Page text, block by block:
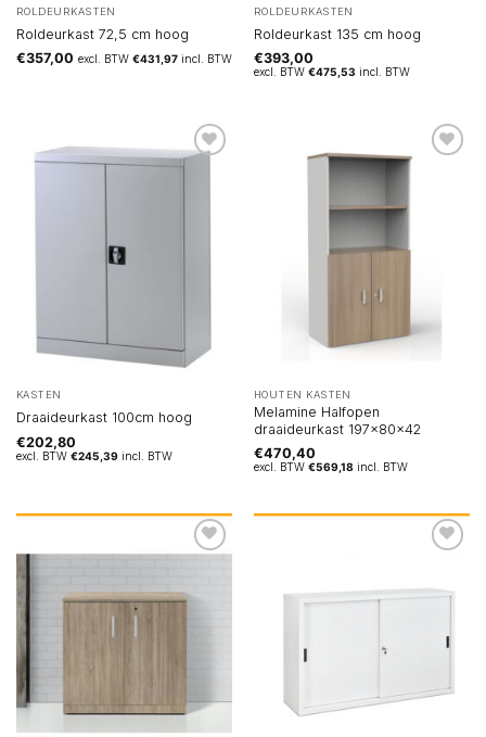
ROLDEURKASTEN
Roldeurkast 72,5 cm hoog
€357,00 excl. BTW €431,97incl. BTW
ROLDEURKASTEN
Roldeurkast 135 cm hoog
€393,00
excl. BTW €475,53 incl. BTW
KASTEN
Draaideurkast 100cm hoog
€202,80
excl. BTW €245,39incl. BTW
HOUTEN KASTEN
Melamine Halfopen
draaideurkast 197x80x42
€470,40
excl. BTW €569,18 incl. BTW